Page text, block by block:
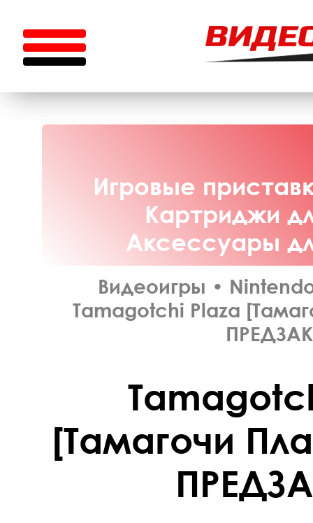
Игровые
Картриджи
Аксессуары
Видеоигры •
Tamagotchi Plaza
[Тамагочи